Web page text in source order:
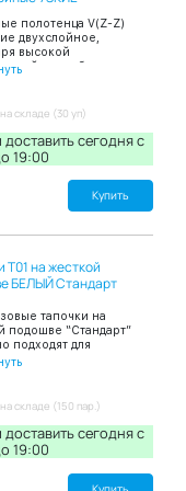
полотенца V(Z-Z)
двухслойное,
высокой
способности
на складе (30 уп)
сегодня c
19:00
Купить
Т01 на жесткой
БЕЛЫЙ Стандарт
тапочки на
подошве “Стандарт”
подходят для
в условиях
кабинетов. Тапочки
из
прочного
который идеально
комфортен в
не натирает и
раздражения.
на складе (150 пар.)
сегодня c
19:00